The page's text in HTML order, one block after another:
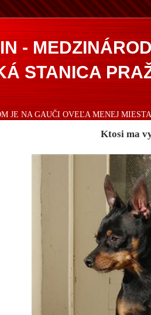
-
STANICA
JE NA GAUČI OVEĽA MENEJ
Ktosi ma